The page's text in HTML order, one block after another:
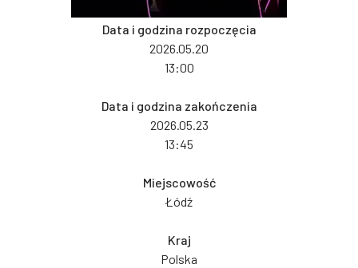
Data i godzina rozpoczęcia
2026.05.20
13:00
Data i godzina zakończenia
2026.05.23
13:45
Miejscowość
Łódź
Kraj
Polska